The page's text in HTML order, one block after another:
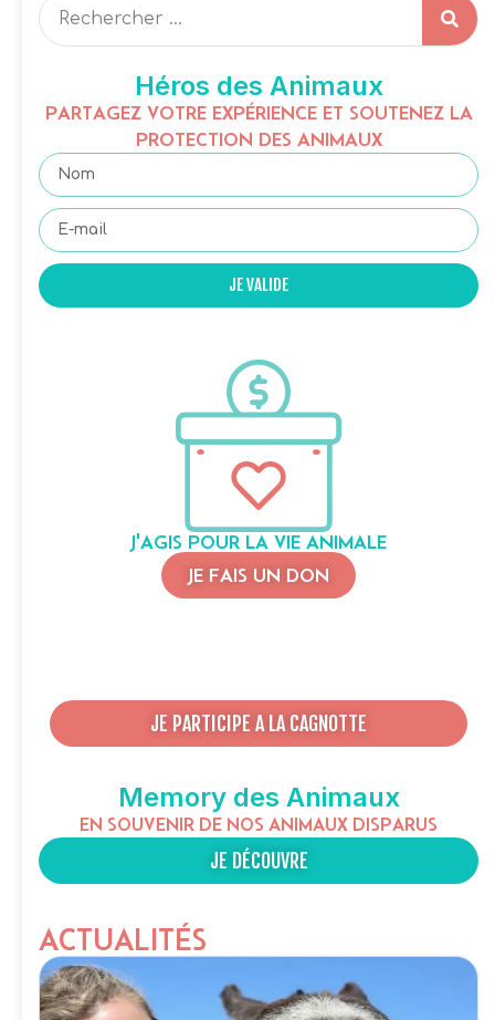
Héros des Animaux
PARTAGEZ VOTRE EXPÉRIENCE ET SOUTENEZ LA
PROTECTION DES ANIMAUX
JE VALIDE
J'AGIS POUR LA VIE ANIMALE
JE FAIS UN DON
JE PARTICIPE A LA CAGNOTTE
Memory des Animaux
EN SOUVENIR DE NOS ANIMAUX DISPARUS
JE DÉCOUVRE
ACTUALITÉS